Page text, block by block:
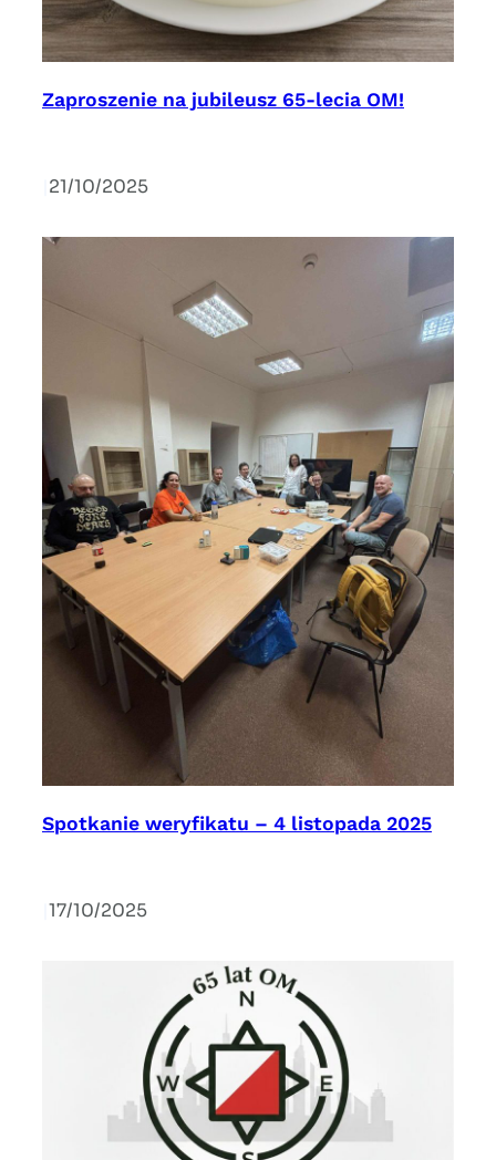
Zaproszenie na jubileusz 65-lecia OM!
21/10/2025
Spotkanie weryfikatu – 4 listopada 2025
17/10/2025